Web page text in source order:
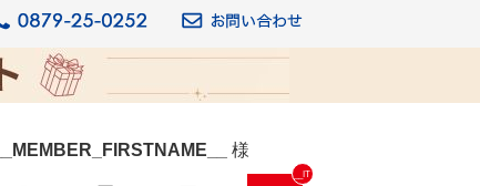
__MEMBER_FIRSTNAME__ 様
__IT